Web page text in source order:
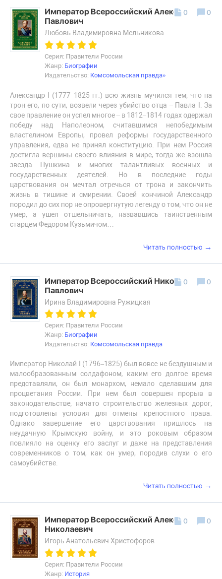
Император Всероссийский Александр I
Павлович
Любовь Владимировна Мельникова
Серия: Правители России
Жанр: Биографии
Издательство: Комсомольская правда»
Александр I (1777–1825 гг.) всю жизнь мучился тем, что на
трон его, по сути, возвели через убийcтво отца – Павла I. За
свое правление он успел многое – в 1812–1814 годах одержал
победу над Наполеоном, считавшимся непобедимым
властелином Европы, провел реформы государственного
управления, едва не принял конституцию. При нем Россия
достигла вершины своего влияния в мире, тогда же взошла
звезда Пушкина и многих талантливых военных и
государственных деятелей. Но в последние годы
царствования он мечтал отречься от трона и закончить
жизнь в тишине и смирении. Своей кончиной Александр
породил до сих пор не опровергнутую легенду о том, что он не
умер, а ушел отшельничать, назвавшись таинственным
старцем Федором Кузьмичом…
0 0
Читать полностью →
Император Всероссийский Николай I
Павлович
Ирина Владимировна Ружицкая
Серия: Правители России
Жанр: Биографии
Издательство: Комсомольская правда
Император Николай I (1796–1825) был вовсе не бездушным и
малообразованным солдафоном, каким его долгое время
представляли, он был монархом, немало сделавшим для
процветания России. При нем был совершен прорыв в
законодательстве, начато строительство железных дорог,
подготовлены условия для отмены крепостного права.
Однако завершение его царствования пришлось на
неудачную Крымскую войну, и это роковым образом
повлияло на оценку его заслуг и даже на представления
современников о том, как он умер, породив слухи о его
самоубийстве.
0 0
Читать полностью →
Император Всероссийский Александр II
Николаевич
Игорь Анатольевич Христофоров
Серия: Правители России
Жанр: История
0 0